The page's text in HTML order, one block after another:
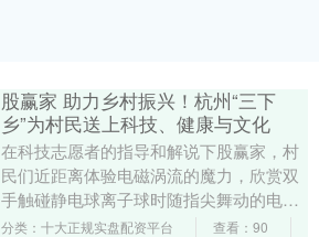
股赢家 助力乡村振兴！杭州“三下
乡”为村民送上科技、健康与文化
在科技志愿者的指导和解说下股赢家，村
民们近距离体验电磁涡流的魔力，欣赏双
手触碰静电球离子球时随指尖舞动的电
弧，有的与AI象棋机器人展开对决，在对
分类：十大正规实盘配资平台 查看：90